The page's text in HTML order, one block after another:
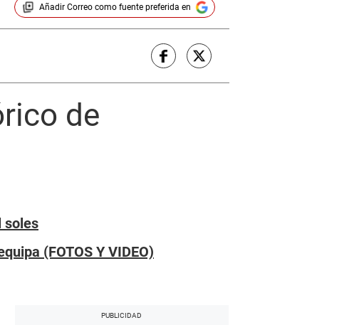
Añadir Correocomo fuente preferida en
de
soles
(FOTOS Y VIDEO)